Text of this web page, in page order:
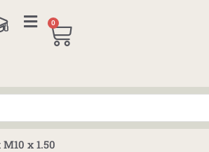
0
Winkelwagen
x 1.50